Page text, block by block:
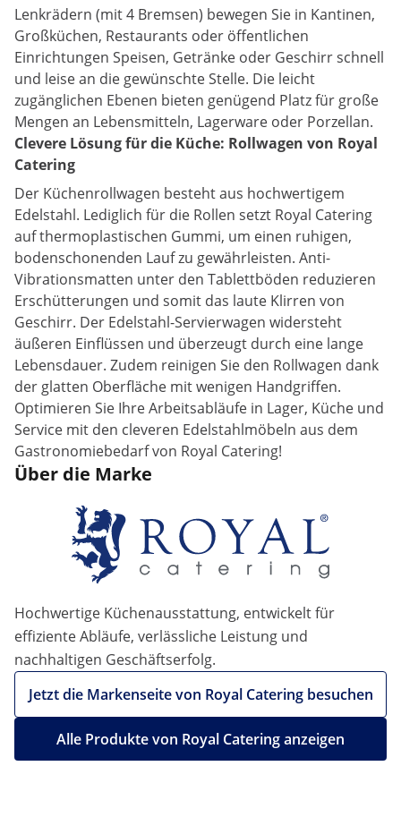
Lenkrädern (mit 4 Bremsen) bewegen Sie in Kantinen,
Großküchen, Restaurants oder öffentlichen
Einrichtungen Speisen, Getränke oder Geschirr schnell
und leise an die gewünschte Stelle. Die leicht
zugänglichen Ebenen bieten genügend Platz für große
Mengen an Lebensmitteln, Lagerware oder Porzellan.
Clevere Lösung für die Küche: Rollwagen von Royal
Catering
Der Küchenrollwagen besteht aus hochwertigem
Edelstahl. Lediglich für die Rollen setzt Royal Catering
auf thermoplastischen Gummi, um einen ruhigen,
bodenschonenden Lauf zu gewährleisten. Anti-
Vibrationsmatten unter den Tablettböden reduzieren
Erschütterungen und somit das laute Klirren von
Geschirr. Der Edelstahl-Servierwagen widersteht
äußeren Einflüssen und überzeugt durch eine lange
Lebensdauer. Zudem reinigen Sie den Rollwagen dank
der glatten Oberfläche mit wenigen Handgriffen.
Optimieren Sie Ihre Arbeitsabläufe in Lager, Küche und
Service mit den cleveren Edelstahlmöbeln aus dem
Gastronomiebedarf von Royal Catering!
Über die Marke
Hochwertige Küchenausstattung, entwickelt für
effiziente Abläufe, verlässliche Leistung und
nachhaltigen Geschäftserfolg.
Jetzt die Markenseite von Royal Catering besuchen
Alle Produkte von Royal Catering anzeigen